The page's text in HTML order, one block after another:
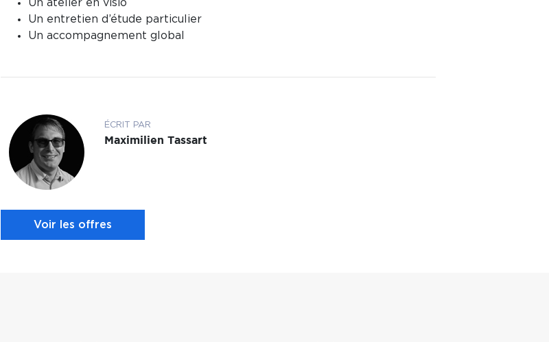
Un atelier en visio
Un entretien d’étude particulier
Un accompagnement global
ÉCRIT PAR
Maximilien Tassart
Voir les offres